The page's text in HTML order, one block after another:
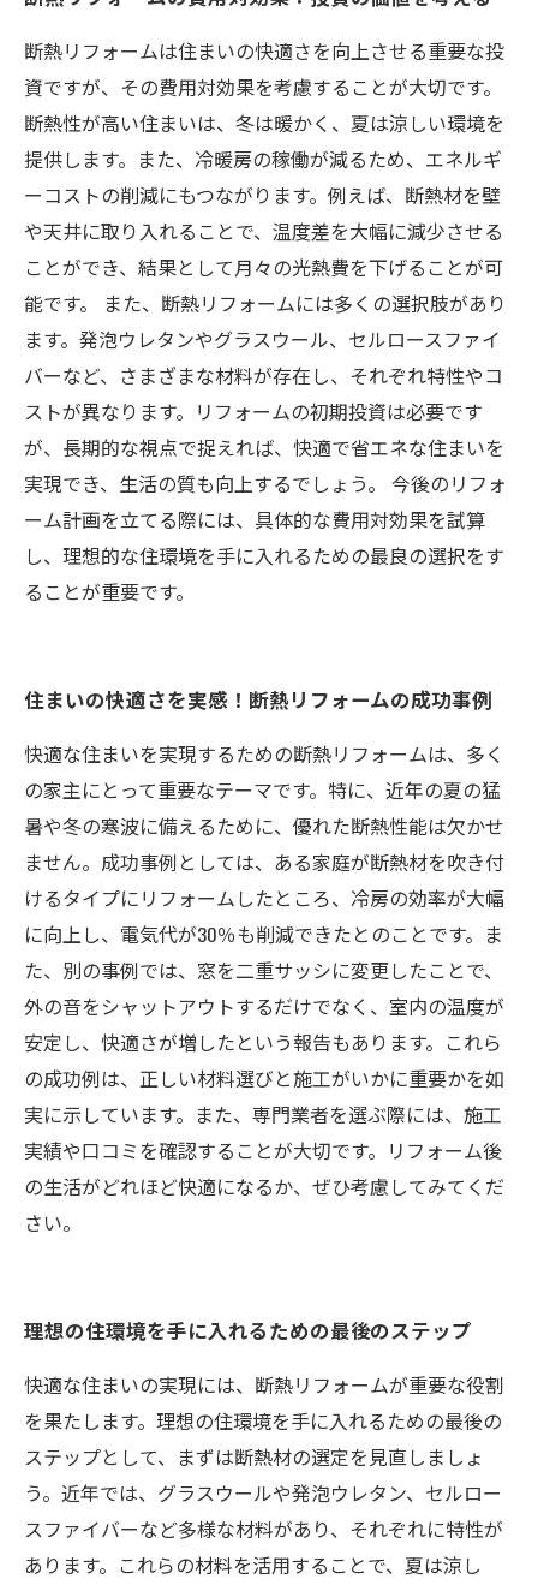
断熱リフォームは住まいの快適さを向上させる重要な投
資ですが、その費用対効果を考慮することが大切です。
断熱性が高い住まいは、冬は暖かく、夏は涼しい環境を
提供します。また、冷暖房の稼働が減るため、エネルギ
ーコストの削減にもつながります。例えば、断熱材を壁
や天井に取り入れることで、温度差を大幅に減少させる
ことができ、結果として月々の光熱費を下げることが可
能です。 また、断熱リフォームには多くの選択肢があり
ます。発泡ウレタンやグラスウール、セルロースファイ
バーなど、さまざまな材料が存在し、それぞれ特性やコ
ストが異なります。リフォームの初期投資は必要です
が、長期的な視点で捉えれば、快適で省エネな住まいを
実現でき、生活の質も向上するでしょう。 今後のリフォ
ーム計画を立てる際には、具体的な費用対効果を試算
し、理想的な住環境を手に入れるための最良の選択をす
ることが重要です。
住まいの快適さを実感！断熱リフォームの成功事例
快適な住まいを実現するための断熱リフォームは、多く
の家主にとって重要なテーマです。特に、近年の夏の猛
暑や冬の寒波に備えるために、優れた断熱性能は欠かせ
ません。成功事例としては、ある家庭が断熱材を吹き付
けるタイプにリフォームしたところ、冷房の効率が大幅
に向上し、電気代が30％も削減できたとのことです。ま
た、別の事例では、窓を二重サッシに変更したことで、
外の音をシャットアウトするだけでなく、室内の温度が
安定し、快適さが増したという報告もあります。これら
の成功例は、正しい材料選びと施工がいかに重要かを如
実に示しています。また、専門業者を選ぶ際には、施工
実績や口コミを確認することが大切です。リフォーム後
の生活がどれほど快適になるか、ぜひ考慮してみてくだ
さい。
理想の住環境を手に入れるための最後のステップ
快適な住まいの実現には、断熱リフォームが重要な役割
を果たします。理想の住環境を手に入れるための最後の
ステップとして、まずは断熱材の選定を見直しましょ
う。近年では、グラスウールや発泡ウレタン、セルロー
スファイバーなど多様な材料があり、それぞれに特性が
あります。これらの材料を活用することで、夏は涼し